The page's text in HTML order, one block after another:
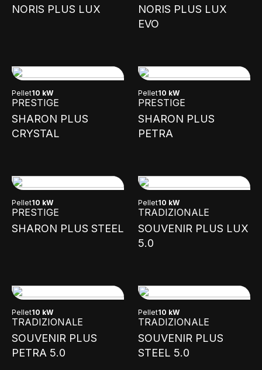
NORIS PLUS LUX
NORIS PLUS LUX
EVO
Pellet10 kW
PRESTIGE
SHARON PLUS
CRYSTAL
Pellet10 kW
PRESTIGE
SHARON PLUS
PETRA
Pellet10 kW
PRESTIGE
SHARON PLUS STEEL
Pellet10 kW
TRADIZIONALE
SOUVENIR PLUS LUX
5.0
Pellet10 kW
TRADIZIONALE
SOUVENIR PLUS
PETRA 5.0
Pellet10 kW
TRADIZIONALE
SOUVENIR PLUS
STEEL 5.0